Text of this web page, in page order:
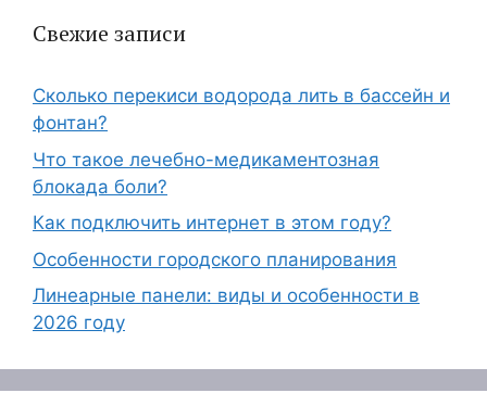
Свежие записи
Сколько перекиси водорода лить в бассейн и
фонтан?
Что такое лечебно-медикаментозная
блокада боли?
Как подключить интернет в этом году?
Особенности городского планирования
Линеарные панели: виды и особенности в
2026 году